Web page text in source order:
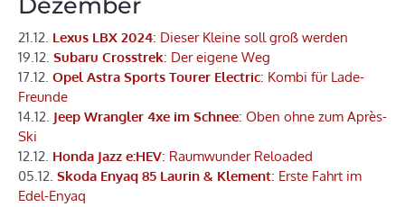
21.12. Lexus LBX 2024: Dieser Kleine soll groß werden
19.12. Subaru Crosstrek: Der eigene Weg
17.12. Opel Astra Sports Tourer Electric: Kombi für Lade-
Freunde
14.12. Jeep Wrangler 4xe im Schnee: Oben ohne zum Après-
Ski
12.12. Honda Jazz e:HEV: Raumwunder Reloaded
05.12. Skoda Enyaq 85 Laurin & Klement: Erste Fahrt im
Edel-Enyaq